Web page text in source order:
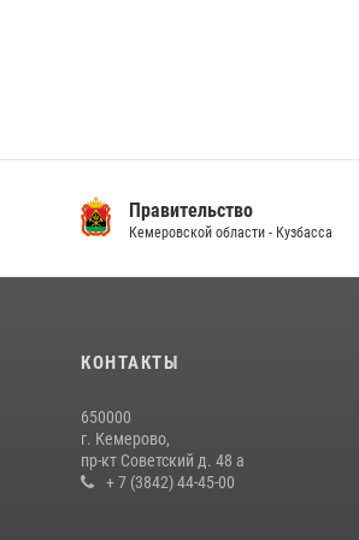
Правительство
Кемеровской области - Кузбасса
КОНТАКТЫ
650000
г. Кемерово,
пр-кт Советский д. 48 а
+ 7 (3842) 44-45-00